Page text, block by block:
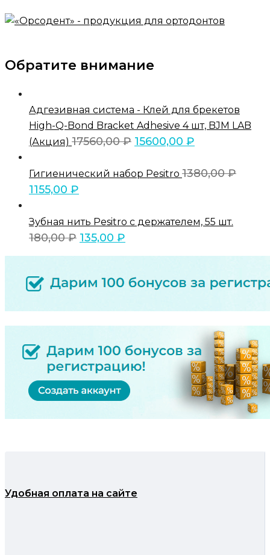
Обратите внимание
Адгезивная система - Клей для брекетов
High-Q-Bond Bracket Adhesive 4 шт, BJM LAB
(Акция) 17560,00₽ 15600,00 ₽
Гигиенический набор Pesitro 1380,00₽
1155,00 ₽
Зубная нить Pesitro с держателем, 55 шт.
180,00₽ 135,00 ₽
Удобная оплата на сайте